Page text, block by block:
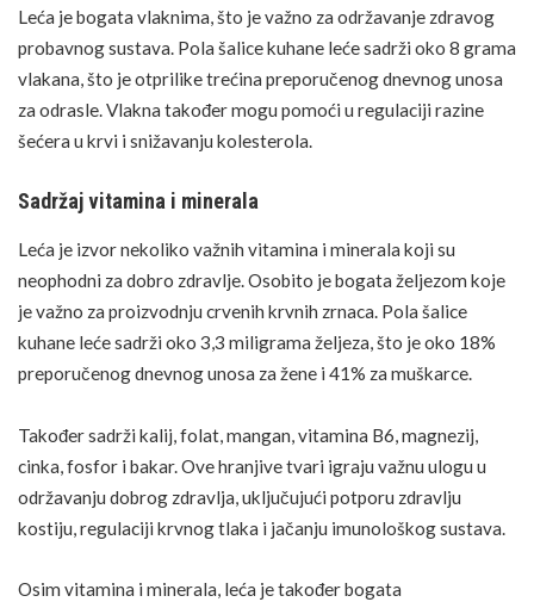
Leća je bogata vlaknima, što je važno za održavanje zdravog
probavnog sustava. Pola šalice kuhane leće sadrži oko 8 grama
vlakana, što je otprilike trećina preporučenog dnevnog unosa
za odrasle. Vlakna također mogu pomoći u regulaciji razine
šećera u krvi i snižavanju kolesterola.
Sadržaj vitamina i minerala
Leća je izvor nekoliko važnih vitamina i minerala koji su
neophodni za dobro zdravlje. Osobito je bogata željezom koje
je važno za proizvodnju crvenih krvnih zrnaca. Pola šalice
kuhane leće sadrži oko 3,3 miligrama željeza, što je oko 18%
preporučenog dnevnog unosa za žene i 41% za muškarce.
Također sadrži kalij, folat, mangan, vitamina B6, magnezij,
cinka, fosfor i bakar. Ove hranjive tvari igraju važnu ulogu u
održavanju dobrog zdravlja, uključujući potporu zdravlju
kostiju, regulaciji krvnog tlaka i jačanju imunološkog sustava.
Osim vitamina i minerala, leća je također bogata